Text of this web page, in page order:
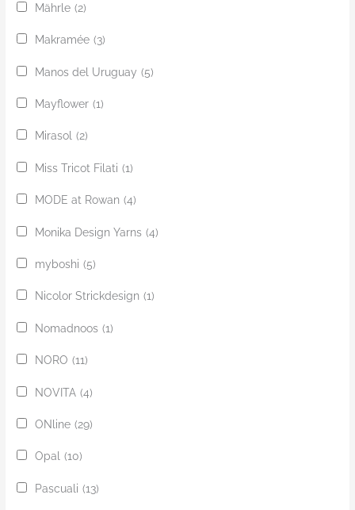
Mährle (2)
Makramée (3)
Manos del Uruguay (5)
Mayflower (1)
Mirasol (2)
Miss Tricot Filati (1)
MODE at Rowan (4)
Monika Design Yarns (4)
myboshi (5)
Nicolor Strickdesign (1)
Nomadnoos (1)
NORO (11)
NOVITA (4)
ONline (29)
Opal (10)
Pascuali (13)